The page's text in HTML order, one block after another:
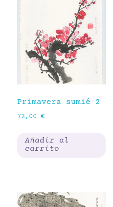
Primavera sumié 2
72,00 €
Añadir al
carrito